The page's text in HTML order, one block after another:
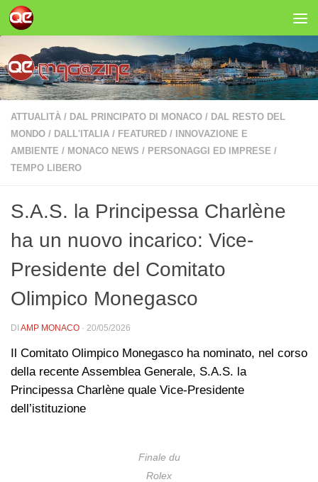
Salta al contenuto
ATTUALITÀ / DAL PRINCIPATO DI MONACO / DAL RESTO DEL
MONDO / DALL'ITALIA / FEATURED /
INNOVAZIONE E
AMBIENTE / MONACO NEWS / PERSONAGGI ED IMPRESE /
TEMPO LIBERO
S.A.S. la Principessa Charlène
ha un nuovo incarico: Vice-
Presidente del Comitato
Olimpico Monegasco
DI AMP MONACO · 20/05/2026
Il Comitato Olimpico Monegasco ha nominato, nel corso
della recente Assemblea Generale, S.A.S. la
Principessa Charlène quale Vice-Presidente
dell’istituzione
Finale du
Rolex